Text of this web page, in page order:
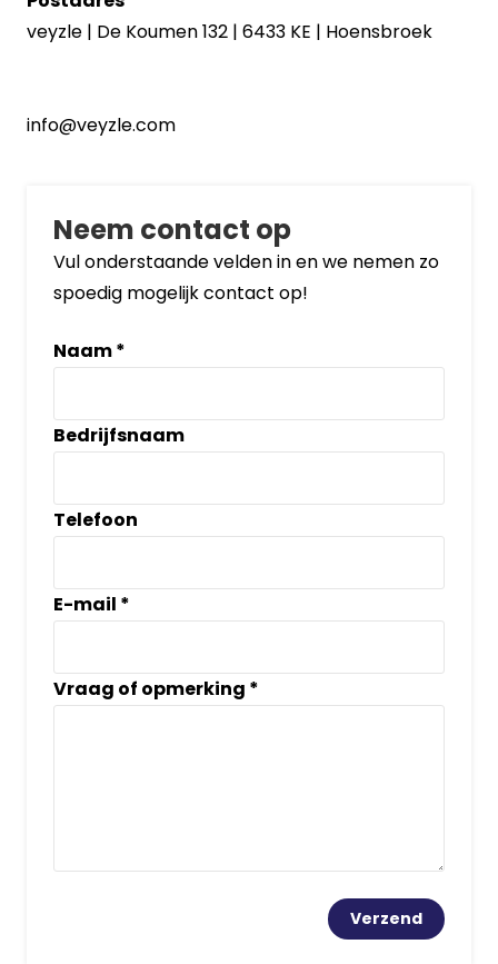
veyzle | De Koumen 132 | 6433 KE | Hoensbroek
info@veyzle.com
Neem contact op
Vul onderstaande velden in en we nemen zo
spoedig mogelijk contact op!
Naam*
Bedrijfsnaam
Telefoon
E-mail *
Vraag of opmerking *